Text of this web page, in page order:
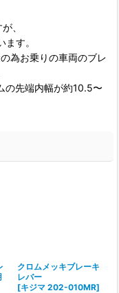
、
す。
為お乗りの車両のブレ
の先端内幅が約10.5〜
クロムメッキブレーキ
レバー
[キジマ 202-010MR]